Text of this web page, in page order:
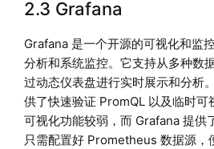
- target_label:
- job_name:
- targets:
- job_name:
- targets:
2.3 Grafana
Grafana 是一个开源的可视化和监
分析和系统监控。它支持从多种数
过动态仪表盘进行实时展示和分析
供了快速验证 PromQL 以及临时可
可视化功能较弱，而 Grafana 提供
只需配置好 Prometheus 数据源，